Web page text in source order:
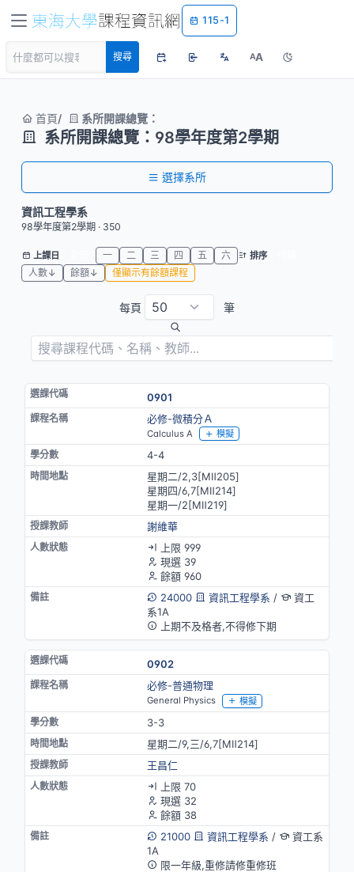
115-1
搜尋 AA
首頁 系所開課總覽：
系所開課總覽：98學年度第2學期
選擇系所
資訊工程學系
98學年度第2學期 · 350
上課日 一 二 三 四 五 六 排序
人數↓
餘額↓ 僅顯示有餘額課程
每頁 筆
0901
必修-微積分Ａ
Calculus A 模擬
4-4
星期二/2,3[MⅡ205]
星期四/6,7[MⅡ214]
星期一/2[MⅡ219]
謝維華
上限 999
現選 39
餘額 960
24000
資訊工程學系 /
資工
系1A
上期不及格者,不得修下期
0902
必修-普通物理
General Physics 模擬
3-3
星期二/9,三/6,7[MⅡ214]
王昌仁
上限 70
現選 32
餘額 38
21000
資訊工程學系 /
資工系
1A
限一年級,重修請修重修班